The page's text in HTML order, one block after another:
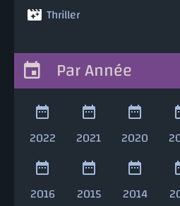
Thriller
Par Année
2022 2021 2020
2016 2015 2014